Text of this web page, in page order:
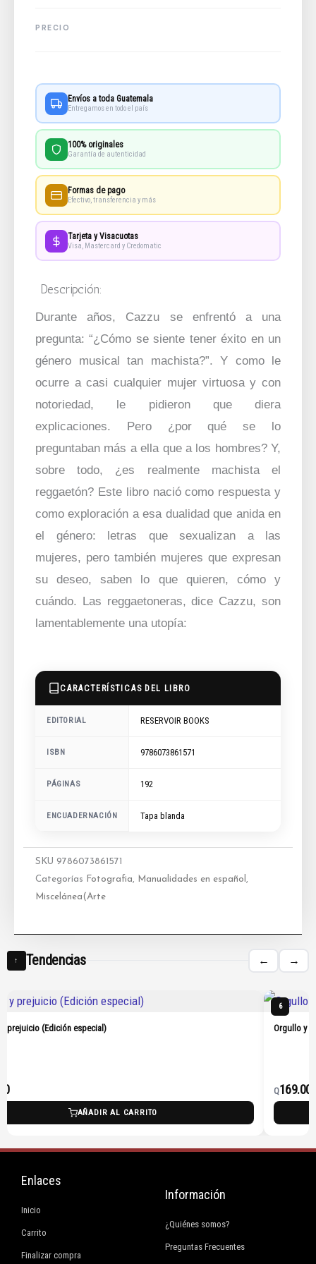
Envíos a toda Guatemala
Entregamos en todo el país
100% originales
Garantía de autenticidad
Formas de pago
Efectivo, transferencia y más
Tarjeta y Visacuotas
Visa, Mastercard y Credomatic
Descripción:
Durante años, Cazzu se enfrentó a una
pregunta: “¿Cómo se siente tener éxito en un
género musical tan machista?”. Y como le
ocurre a casi cualquier mujer virtuosa y con
notoriedad, le pidieron que diera
explicaciones. Pero ¿por qué se lo
preguntaban más a ella que a los hombres? Y,
sobre todo, ¿es realmente machista el
reggaetón? Este libro nació como respuesta y
como exploración a esa dualidad que anida en
el género: letras que sexualizan a las
mujeres, pero también mujeres que expresan
su deseo, saben lo que quieren, cómo y
cuándo. Las reggaetoneras, dice Cazzu, son
lamentablemente una utopía:
CARACTERÍSTICAS DEL LIBRO
EDITORIAL RESERVOIR BOOKS
ISBN 9786073861571
PÁGINAS 192
ENCUADERNACIÓN Tapa blanda
SKU 9786073861571
Categorías
Fotografia Manualidades en español
Miscelánea(Arte
↑ Tendencias ← →
prejuicio (Edición especial)
AÑADIR AL CARRITO
6
Orgullo y
Q169.00
Enlaces
Inicio
Carrito
Finalizar compra
Información
¿Quiénes somos?
Preguntas Frecuentes